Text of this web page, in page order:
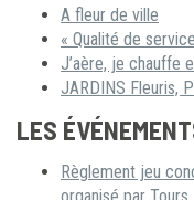
A fleur de ville
« Qualité de
J’aère, je chauffe
JARDINS Fleuris,
LES
Règlement jeu
organisé par